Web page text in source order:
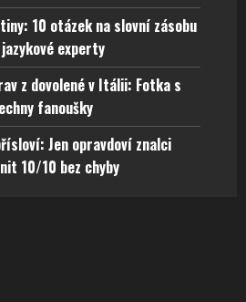
10 otázek na slovní zásobu
experty
z dovolené v Itálii: Fotka s
fanoušky
Jen opravdoví znalci
10/10 bez chyby